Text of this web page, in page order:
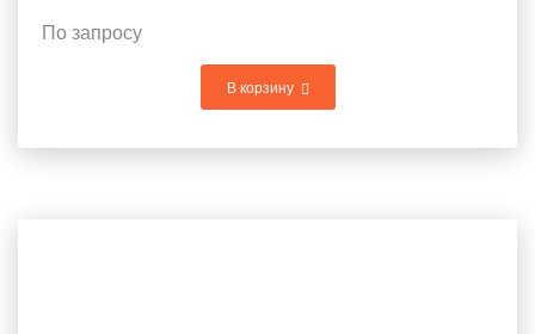
По запросу
В корзину